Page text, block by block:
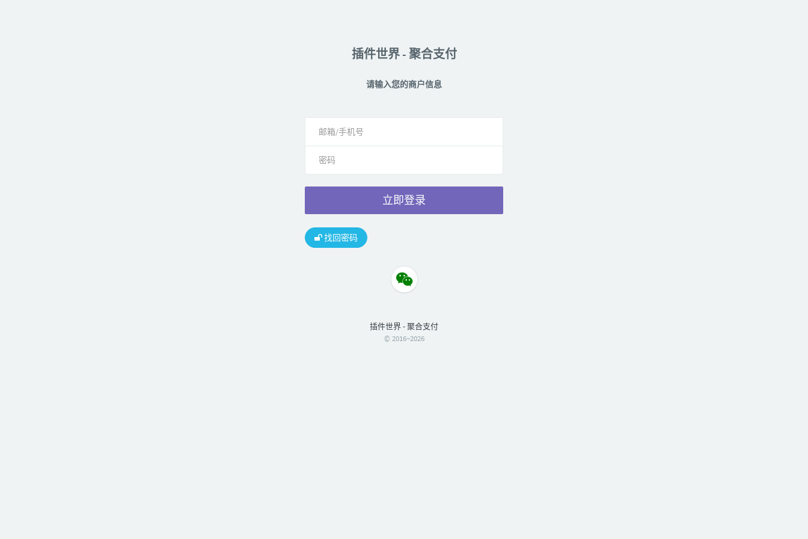
插件世界 - 聚合支付
请输入您的商户信息
立即登录
找回密码
插件世界 - 聚合支付
© 2016~2026